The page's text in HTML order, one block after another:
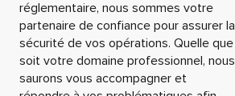
réglementaire, nous sommes votre
partenaire de confiance pour assurer la
sécurité de vos opérations. Quelle que
soit votre domaine professionnel, nous
saurons vous accompagner et